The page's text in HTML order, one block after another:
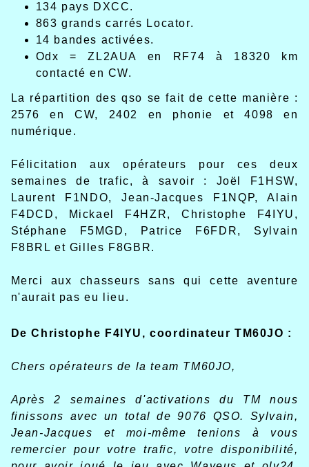
134 pays DXCC.
863 grands carrés Locator.
14 bandes activées.
Odx = ZL2AUA en RF74 à 18320 km
contacté en CW.
La répartition des qso se fait de cette manière :
2576 en CW, 2402 en phonie et 4098 en
numérique.
Félicitation aux opérateurs pour ces deux
semaines de trafic, à savoir : Joël F1HSW,
Laurent F1NDO, Jean-Jacques F1NQP, Alain
F4DCD, Mickael F4HZR, Christophe F4IYU,
Stéphane F5MGD, Patrice F6FDR, Sylvain
F8BRL et Gilles F8GBR.
Merci aux chasseurs sans qui cette aventure
n'aurait pas eu lieu.
De Christophe F4IYU, coordinateur TM60JO :
Chers opérateurs de la team TM60JO,
Après 2 semaines d'activations du TM nous
finissons avec un total de 9076 QSO. Sylvain,
Jean-Jacques et moi-même tenions à vous
remercier pour votre trafic, votre disponibilité,